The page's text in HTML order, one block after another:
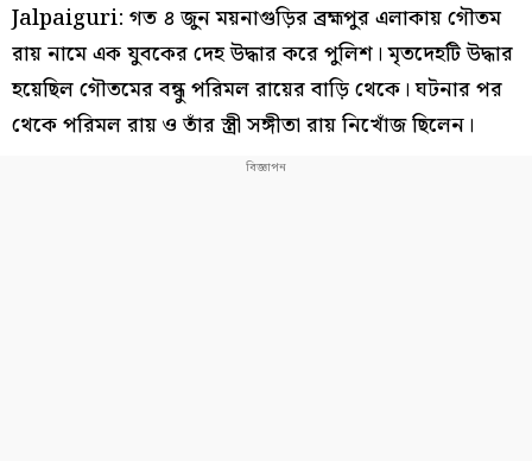
Jalpaiguri: গত ৪ জুন ময়নাগুড়ির ব্রহ্মপুর এলাকায় গৌতম
রায় নামে এক যুবকের দেহ উদ্ধার করে পুলিশ। মৃতদেহটি উদ্ধার
হয়েছিল গৌতমের বন্ধু পরিমল রায়ের বাড়ি থেকে। ঘটনার পর
থেকে পরিমল রায় ও তাঁর স্ত্রী সঙ্গীতা রায় নিখোঁজ ছিলেন।